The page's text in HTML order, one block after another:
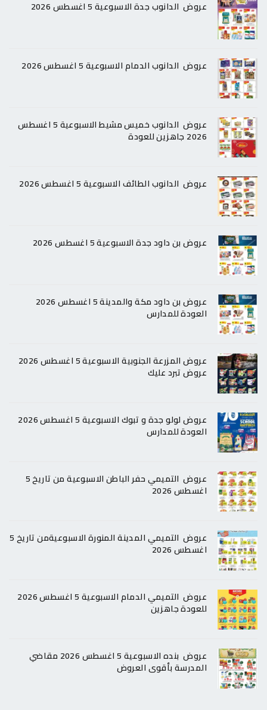
عروض الدانوب جدة الاسبوعية 5 اغسطس 2026
عروض الدانوب الدمام الاسبوعية 5 اغسطس 2026
عروض الدانوب خميس مشيط الاسبوعية 5 اغسطس
2026 جاهزين للعودة
عروض الدانوب الطائف الاسبوعية 5 اغسطس 2026
عروض بن داود جدة الاسبوعية 5 اغسطس 2026
عروض بن داود مكة والمدينة 5 اغسطس 2026
العودة للمدارس
عروض المزرعة الجنوبية الاسبوعية 5 اغسطس 2026
عروض تبرد عليك
عروض لولو جدة و تبوك الاسبوعية 5 اغسطس 2026
العودة للمدارس
عروض التميمي حفر الباطن الاسبوعية من تاريخ 5
اغسطس 2026
عروض التميمي المدينة المنورة الاسبوعيةمن تاريخ 5
اغسطس 2026
عروض التميمي الدمام الاسبوعية 5 اغسطس 2026
للعودة جاهزين
عروض بنده الاسبوعية 5 اغسطس 2026 مقاضي
المدرسة بأقوى العروض